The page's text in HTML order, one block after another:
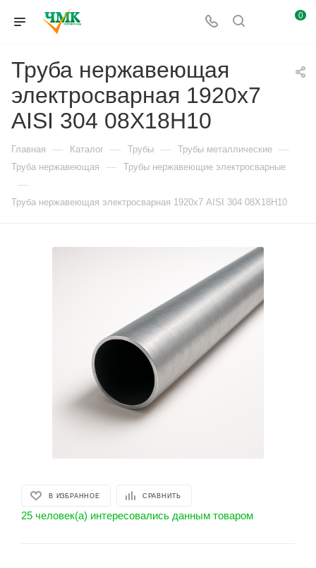
0
Труба нержавеющая
электросварная 1920х7
AISI 304 08Х18Н10
Главная — Каталог — Трубы — Трубы металлические —
Труба нержавеющая — Трубы нержавеющие электросварные
—
Труба нержавеющая электросварная 1920х7 AISI 304 08Х18Н10
В ИЗБРАННОЕ СРАВНИТЬ
25 человек(а) интересовались данным товаром